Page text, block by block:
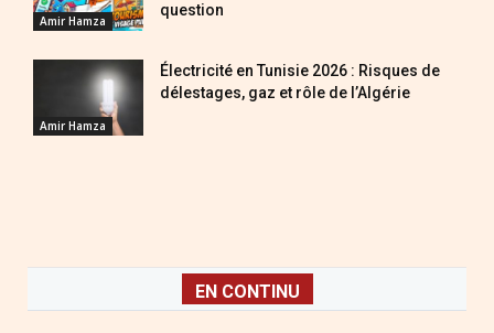
Amir Hamza
question
Amir Hamza
Électricité en Tunisie 2026 : Risques de
délestages, gaz et rôle de l’Algérie
EN CONTINU